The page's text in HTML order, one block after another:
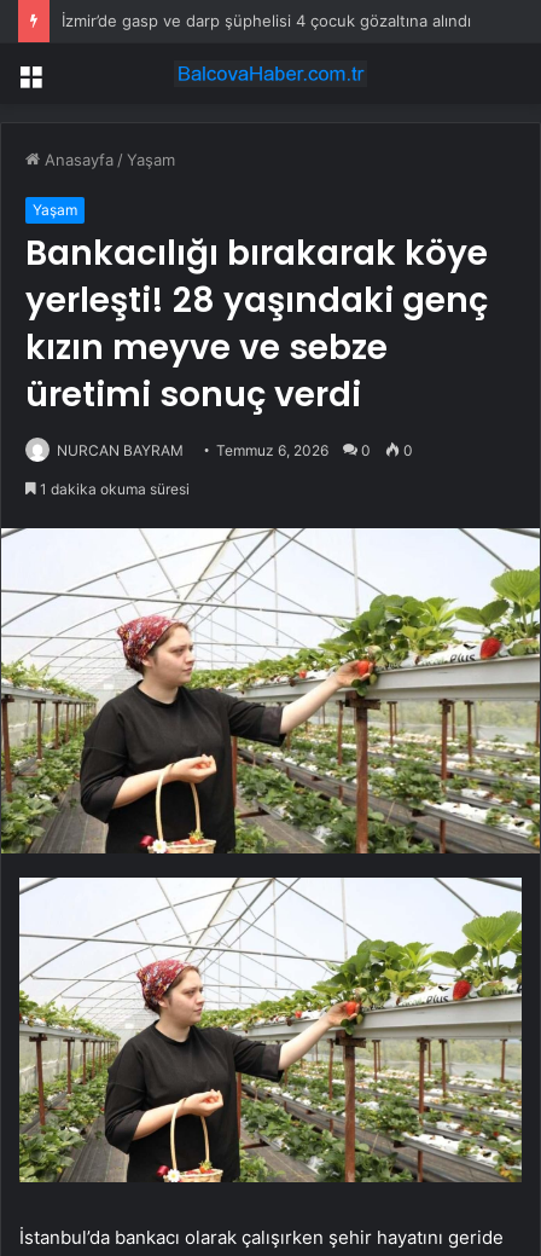
İzmir’de gasp ve darp şüphelisi 4 çocuk gözaltına alındı
Menü
Anasayfa /Yaşam
Yaşam
Bankacılığı bırakarak köye
yerleşti! 28 yaşındaki genç
kızın meyve ve sebze
üretimi sonuç verdi
NURCAN BAYRAM Temmuz 6, 2026 0 0
1 dakika okuma süresi
İstanbul’da bankacı olarak çalışırken şehir hayatını geride